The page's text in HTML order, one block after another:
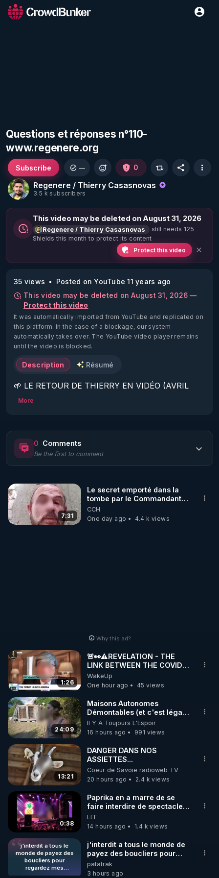
Questions et réponses n°110-
www.regenere.org
Regenere / Thierry Casasnovas
3.5 k subscribers
Subscribe — 0
This video may be deleted on August 31, 2026
Regenere / Thierry Casasnovas
still needs 125
Shields this month to protect its content
Protect this video
35 views
Posted on YouTube 11 years ago
This video may be deleted on August 31, 2026 —
Protect this video
It was automatically imported from YouTube and replicated on
this platform. In the case of a blockage, our system
automatically takes over. The YouTube video player remains
until the video is blocked.
Description Résumé
🌱 LE RETOUR DE THIERRY EN VIDÉO (AVRIL
2022)!
https://www.rgnr.fr/presentation.html
🌱 LE MAGAZINE RÉGÉNÈRE
🌱 LA BOUTIQUE DU MAGAZINE
Pour obtenir les anciens numéros que vous avez
🌱 INSTAGRAM
https://www.instagram.com/rdlr_thierrycasasnovas/
http://rgnr.li/instagram
🌱 LA NEWSLETTER
Pour ne pas rater l’actualité RGNR (stages,
http://rgnr.li/news
🌱 VIDÉOS NON CENSURÉES SUR ODYSEE
Toutes les vidéos Youtube sont aussi sur la
http://rgnr.li/odysee
🌱 LES STAGES EN PRÉSENTIEL
http://rgnr.li/stages
More
0 Comments
Be the first to comment
7:31
Le secret emporté dans la
tombe par le Commandant
Cousteau le 25 juin 1997
CCH
One day ago
4.4 k views
Why this ad?
1:26
🚨👀⚠️REVELATION - THE
LINK BETWEEN THE COVID
VACCINE AND CANCER -LIEN
VACCIN COVID ET CANCER
WakeUp
One hour ago
45 views
24:09
Maisons Autonomes
Démontables (et c'est légal).
Visite éco village en
Bretagne
Il Y A Toujours L'Espoir
16 hours ago
991 views
13:21
DANGER DANS NOS
ASSIETTES...
Coeur de Savoie radioweb TV
20 hours ago
2.4 k views
0:38
Paprika en a marre de se
faire interdire de spectacle.
Elle décide donc de devenir
DJ !
LEF
14 hours ago
1.4 k views
j'interdit a tous le
monde de payez des
boucliers pour
regardez mes
publications (gratuites)
j'interdit a tous le monde de
payez des boucliers pour
regardez mes publications
(gratuites) quand ils le désire
patatrak
3 hours ago